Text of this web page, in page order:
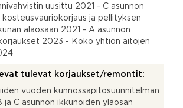
uusittu 2021 - C asunnon
kosteusvauriokorjaus ja pellityksen
alaosaan 2021 - A asunnon
2023 - Koko yhtiön aitojen
tulevat korjaukset/remontit:
vuoden kunnossapitosuunnitelman
ja C asunnon ikkunoiden yläosan